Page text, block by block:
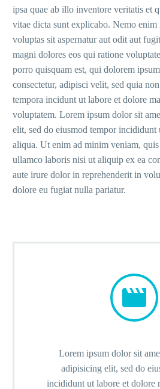
ipsa quae ab illo inventore veritatis et
vitae dicta sunt explicabo. Nemo enim
voluptas sit aspernatur aut odit aut
magni dolores eos qui ratione
porro quisquam est, qui dolorem
consectetur, adipisci velit, sed quia
tempora incidunt ut labore et dolore
voluptatem. Lorem ipsum dolor sit
elit, sed do eiusmod tempor incididunt
aliqua. Ut enim ad minim veniam,
ullamco laboris nisi ut aliquip ex ea
aute irure dolor in reprehenderit in
dolore eu fugiat nulla pariatur.


Lorem ipsum dolor sit
adipisicing elit, sed do
incididunt ut labore et dolore